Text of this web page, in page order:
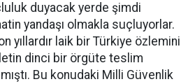
duyacak yerde şimdi
yandaşı olmakla suçluyorlar.
yıllardır laik bir Türkiye özlemini
dinci bir örgüte teslim
Bu konudaki Milli Güvenlik